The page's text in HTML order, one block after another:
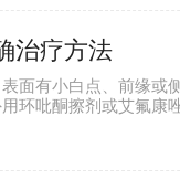
治疗方法
面有小白点、前缘或
环吡酮擦剂或艾氟康